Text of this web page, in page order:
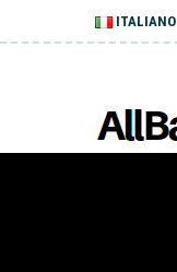
ITALIANO